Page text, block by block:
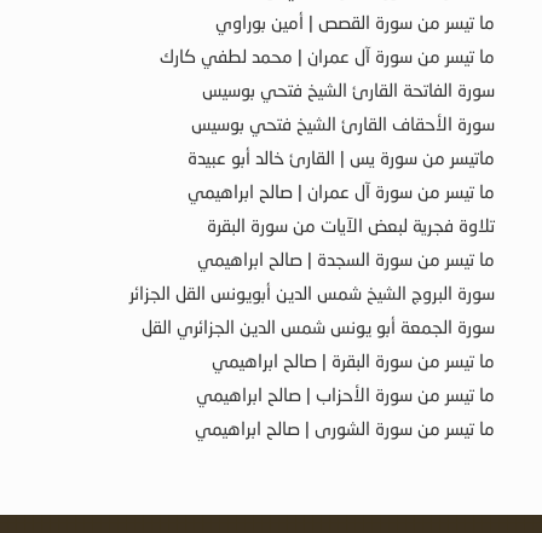
ما تيسر من سورة القصص | أمين بوراوي
ما تيسر من سورة آل عمران | محمد لطفي كارك
سورة الفاتحة القارئ الشيخ فتحي بوسيس
سورة الأحقاف القارئ الشيخ فتحي بوسيس
ماتيسر من سورة يس | القارئ خالد أبو عبيدة
ما تيسر من سورة آل عمران | صالح ابراهيمي
تلاوة فجرية لبعض الآيات من سورة البقرة
ما تيسر من سورة السجدة | صالح ابراهيمي
سورة البروج الشيخ شمس الدين أبويونس القل الجزائر
سورة الجمعة أبو يونس شمس الدين الجزائري القل
ما تيسر من سورة البقرة | صالح ابراهيمي
ما تيسر من سورة الأحزاب | صالح ابراهيمي
ما تيسر من سورة الشورى | صالح ابراهيمي